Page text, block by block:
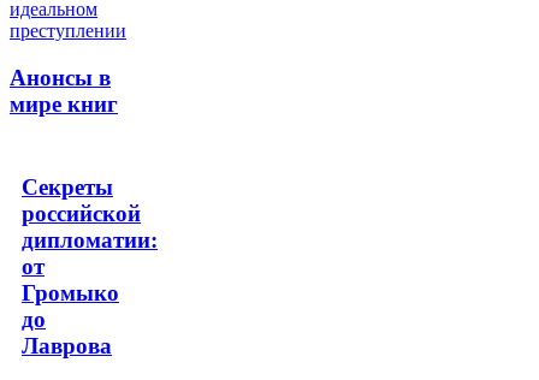
Анонсы в
мире книг
Секреты
российской
дипломатии:
от
Громыко
до
Лаврова